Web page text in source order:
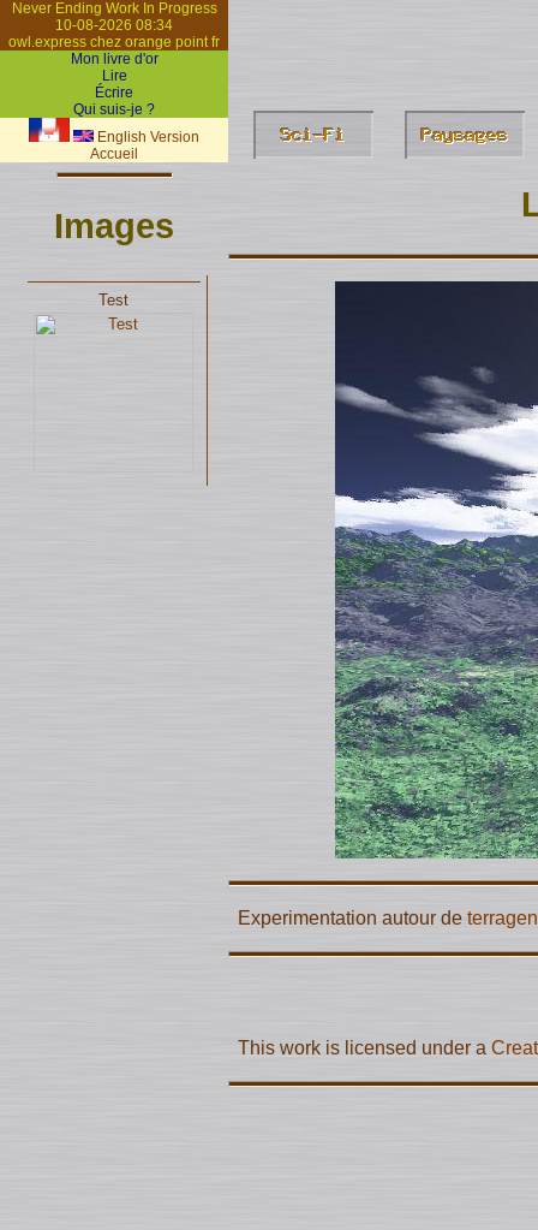
Never Ending Work In Progress
10-08-2026 08:34
owl.express chez orange point fr
Mon livre d'or
Lire
Écrire
Qui suis-je ?
English Version
Accueil
Images
Test
Experimentation autour de terragen
This work is licensed under a